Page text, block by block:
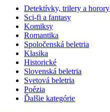
Detektívky, trilery a horory
Sci-fi a fantasy
Komiksy
Romantika
Spoločenská beletria
Klasika
Historické
Slovenská beletria
Svetová beletria
Poézia
Ďalšie kategórie